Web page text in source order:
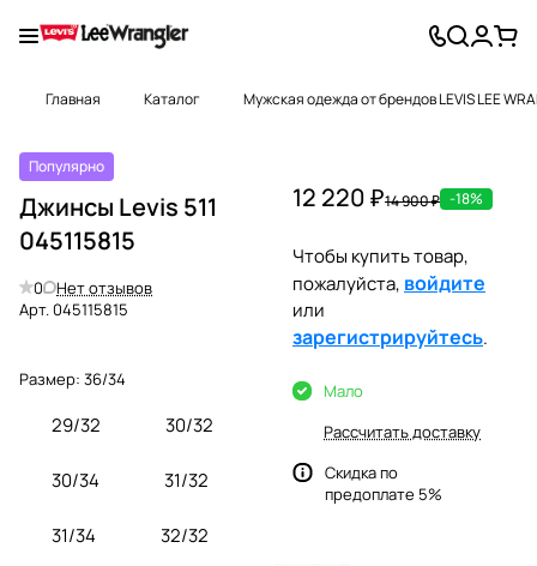
Главная Каталог Мужская одежда от брендов LEVIS LEE
Популярно
Джинсы Levis 511
045115815
0
Нет отзывов
Арт.045115815
Размер: 36/34
29/32 30/32
30/34 31/32
31/34 32/32
12 220 ₽14 900 ₽ -18%
Чтобы купить товар,
пожалуйста, войдите
или
зарегистрируйтесь.
Мало
Рассчитать доставку
Скидка по
предоплате 5%